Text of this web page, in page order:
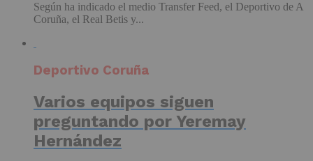
Según ha indicado el medio Transfer Feed, el Deportivo de A
Coruña, el Real Betis y...
Deportivo Coruña
Varios equipos siguen
preguntando por Yeremay
Hernández